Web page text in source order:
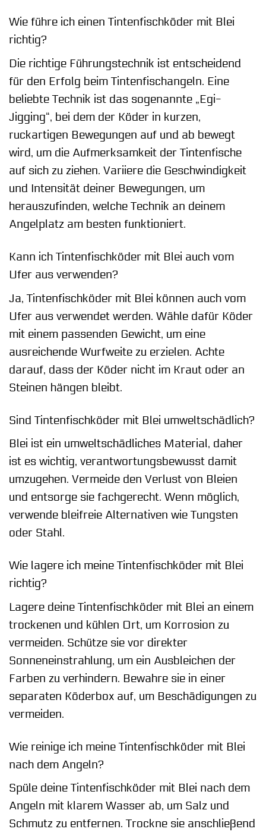
Wie führe ich einen Tintenfischköder mit Blei
richtig?
Die richtige Führungstechnik ist entscheidend
für den Erfolg beim Tintenfischangeln. Eine
beliebte Technik ist das sogenannte „Egi-
Jigging“, bei dem der Köder in kurzen,
ruckartigen Bewegungen auf und ab bewegt
wird, um die Aufmerksamkeit der Tintenfische
auf sich zu ziehen. Variiere die Geschwindigkeit
und Intensität deiner Bewegungen, um
herauszufinden, welche Technik an deinem
Angelplatz am besten funktioniert.
Kann ich Tintenfischköder mit Blei auch vom
Ufer aus verwenden?
Ja, Tintenfischköder mit Blei können auch vom
Ufer aus verwendet werden. Wähle dafür Köder
mit einem passenden Gewicht, um eine
ausreichende Wurfweite zu erzielen. Achte
darauf, dass der Köder nicht im Kraut oder an
Steinen hängen bleibt.
Sind Tintenfischköder mit Blei umweltschädlich?
Blei ist ein umweltschädliches Material, daher
ist es wichtig, verantwortungsbewusst damit
umzugehen. Vermeide den Verlust von Bleien
und entsorge sie fachgerecht. Wenn möglich,
verwende bleifreie Alternativen wie Tungsten
oder Stahl.
Wie lagere ich meine Tintenfischköder mit Blei
richtig?
Lagere deine Tintenfischköder mit Blei an einem
trockenen und kühlen Ort, um Korrosion zu
vermeiden. Schütze sie vor direkter
Sonneneinstrahlung, um ein Ausbleichen der
Farben zu verhindern. Bewahre sie in einer
separaten Köderbox auf, um Beschädigungen zu
vermeiden.
Wie reinige ich meine Tintenfischköder mit Blei
nach dem Angeln?
Spüle deine Tintenfischköder mit Blei nach dem
Angeln mit klarem Wasser ab, um Salz und
Schmutz zu entfernen. Trockne sie anschließend